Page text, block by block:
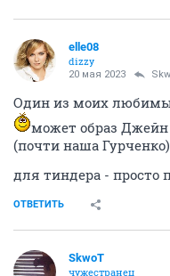
elle08
dizzy
20 мая 2023
Один из моих
может образ
(почти наша
для тиндера - просто
ОТВЕТИТЬ
SkwоT
чужестранец